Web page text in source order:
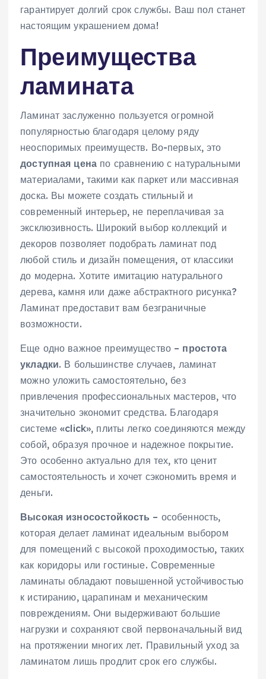
гарантирует долгий срок службы. Ваш пол станет
настоящим украшением дома!
Преимущества
ламината
Ламинат заслуженно пользуется огромной
популярностью благодаря целому ряду
неоспоримых преимуществ. Во-первых, это
доступная цена по сравнению с натуральными
материалами, такими как паркет или массивная
доска. Вы можете создать стильный и
современный интерьер, не переплачивая за
эксклюзивность. Широкий выбор коллекций и
декоров позволяет подобрать ламинат под
любой стиль и дизайн помещения, от классики
до модерна. Хотите имитацию натурального
дерева, камня или даже абстрактного рисунка?
Ламинат предоставит вам безграничные
возможности.
Еще одно важное преимущество – простота
укладки. В большинстве случаев, ламинат
можно уложить самостоятельно, без
привлечения профессиональных мастеров, что
значительно экономит средства. Благодаря
системе «click», плиты легко соединяются между
собой, образуя прочное и надежное покрытие.
Это особенно актуально для тех, кто ценит
самостоятельность и хочет сэкономить время и
деньги.
Высокая износостойкость – особенность,
которая делает ламинат идеальным выбором
для помещений с высокой проходимостью, таких
как коридоры или гостиные. Современные
ламинаты обладают повышенной устойчивостью
к истиранию, царапинам и механическим
повреждениям. Они выдерживают большие
нагрузки и сохраняют свой первоначальный вид
на протяжении многих лет. Правильный уход за
ламинатом лишь продлит срок его службы.